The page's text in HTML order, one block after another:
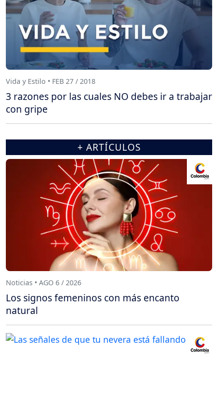
Vida y Estilo • FEB 27 / 2018
3 razones por las cuales NO debes ir a trabajar
con gripe
+ ARTÍCULOS
Noticias • AGO 6 / 2026
Los signos femeninos con más encanto
natural